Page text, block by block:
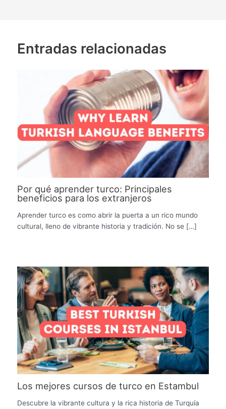
Entradas relacionadas
Por qué aprender turco: Principales
beneficios para los extranjeros
Aprender turco es como abrir la puerta a un rico mundo
cultural, lleno de vibrante historia y tradición. No se […]
Los mejores cursos de turco en Estambul
Descubre la vibrante cultura y la rica historia de Turquía